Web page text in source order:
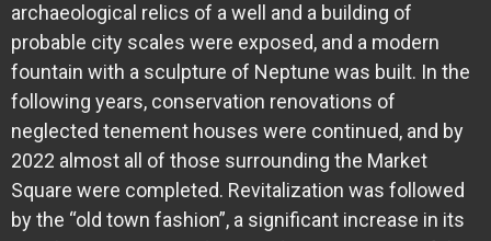
archaeological relics of a well and a building of
probable city scales were exposed, and a modern
fountain with a sculpture of Neptune was built. In the
following years, conservation renovations of
neglected tenement houses were continued, and by
2022 almost all of those surrounding the Market
Square were completed. Revitalization was followed
by the “old town fashion”, a significant increase in its